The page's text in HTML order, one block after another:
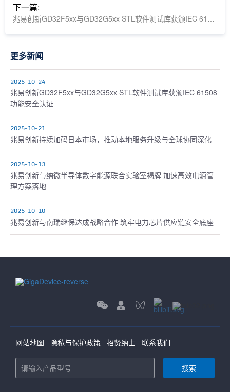
下一篇:
兆易创新GD32F5xx与GD32G5xx STL软件测试库获颁IEC 61508功能安全认证
更多新闻
2025-10-24
兆易创新GD32F5xx与GD32G5xx STL软件测试库获颁IEC 61508
功能安全认证
2025-10-21
兆易创新持续加码日本市场，推动本地服务升级与全球协同深化
2025-10-13
兆易创新与纳微半导体数字能源联合实验室揭牌 加速高效电源管
理方案落地
2025-10-10
兆易创新与南瑞继保达成战略合作 筑牢电力芯片供应链安全底座
网站地图 隐私与保护政策 招贤纳士 联系我们
搜索